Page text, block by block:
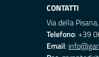
CONTATTI
Via della
Telefono: +39
Email: